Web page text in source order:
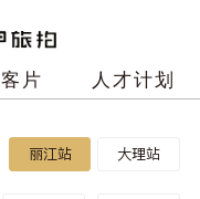
客片 人才计划
丽江站 大理站